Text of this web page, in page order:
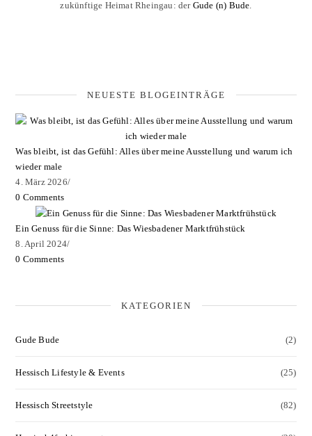
zukünftige Heimat Rheingau: der Gude (n) Bude
NEUESTE BLOGEINTRÄGE
Was bleibt, ist das Gefühl: Alles über meine Ausstellung und warum ich
wieder male
4. März 2026/
0 Comments
Ein Genuss für die Sinne: Das Wiesbadener Marktfrühstück
8. April 2024/
0 Comments
KATEGORIEN
Gude Bude (2)
Hessisch Lifestyle & Events (25)
Hessisch Streetstyle (82)